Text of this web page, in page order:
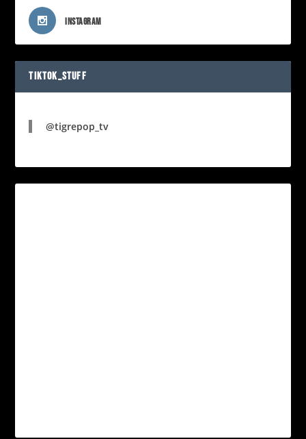
INSTAGRAM
TIKTOK_STUFF
@tigrepop_tv